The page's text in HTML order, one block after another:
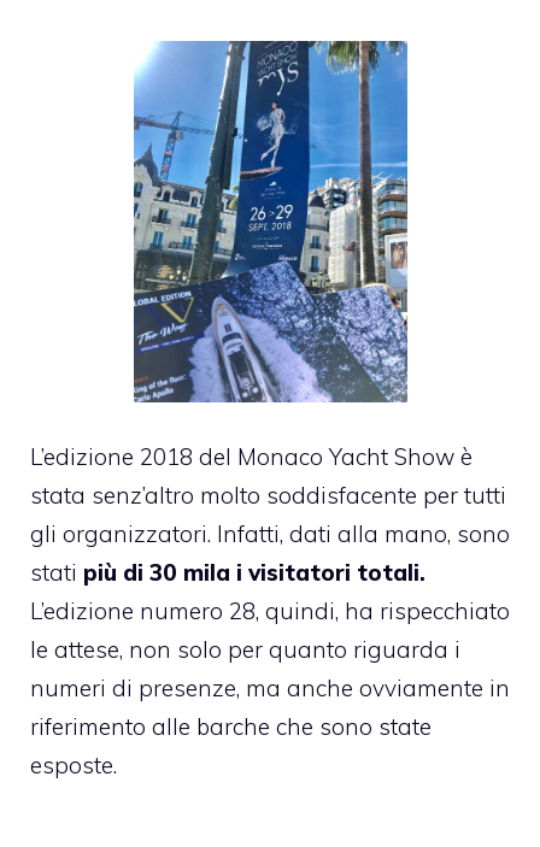
L’edizione 2018 del Monaco Yacht Show è
stata senz’altro molto soddisfacente per tutti
gli organizzatori. Infatti, dati alla mano, sono
stati più di 30 mila i visitatori totali.
L’edizione numero 28, quindi, ha rispecchiato
le attese, non solo per quanto riguarda i
numeri di presenze, ma anche ovviamente in
riferimento alle barche che sono state
esposte.